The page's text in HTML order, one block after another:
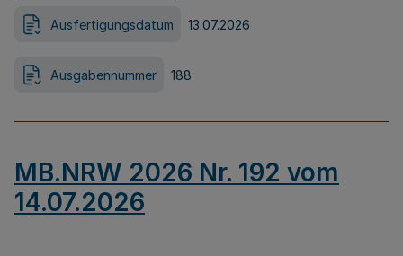
Ausfertigungsdatum 13.07.2026
Ausgabennummer 188
MB.NRW 2026 Nr. 192 vom
14.07.2026